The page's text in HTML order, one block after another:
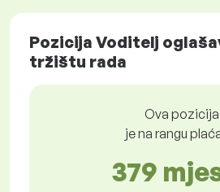
Pozicija Voditelj
tržištu rada
Ova pozicija
je na rangu
379